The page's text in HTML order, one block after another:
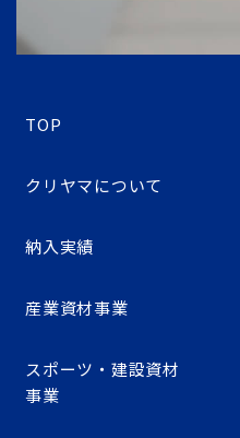
TOP
クリヤマについて
納入実績
産業資材事業
スポーツ・建設資材
事業